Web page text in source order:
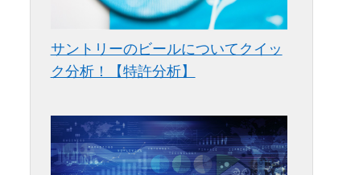
サントリーのビールについてクイッ
ク分析！【特許分析】